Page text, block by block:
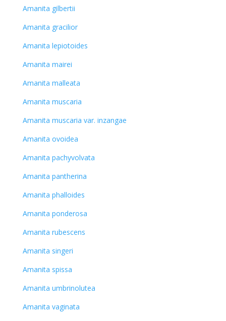
Amanita gilbertii
Amanita gracilior
Amanita lepiotoides
Amanita mairei
Amanita malleata
Amanita muscaria
Amanita muscaria var. inzangae
Amanita ovoidea
Amanita pachyvolvata
Amanita pantherina
Amanita phalloides
Amanita ponderosa
Amanita rubescens
Amanita singeri
Amanita spissa
Amanita umbrinolutea
Amanita vaginata